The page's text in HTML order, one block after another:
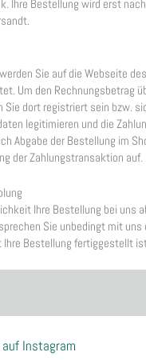
Ihre Bestellung wird erst
Sie auf die Webseite
Um den Rechnungsbetrag
Sie dort registriert sein bzw.
legitimieren und die
Abgabe der Bestellung im
der Zahlungstransaktion auf.
Ihre Bestellung bei uns
Sie unbedingt mit uns
Ihre Bestellung fertiggestellt
Instagram